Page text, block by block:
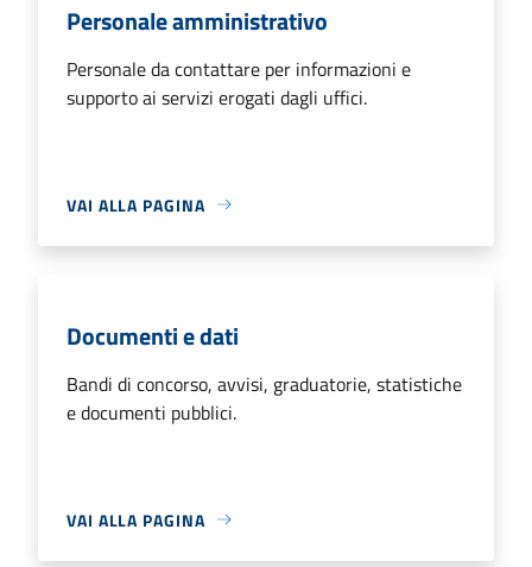
Personale amministrativo
Personale da contattare per informazioni e
supporto ai servizi erogati dagli uffici.
VAI ALLA PAGINA
Documenti e dati
Bandi di concorso, avvisi, graduatorie, statistiche
e documenti pubblici.
VAI ALLA PAGINA